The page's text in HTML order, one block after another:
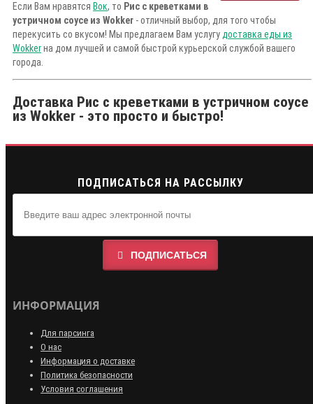
Если Вам нравятся Вок, то Рис с креветками в
устричном соусе из Wokker - отличный выбор, для того чтобы
перекусить со вкусом! Мы предлагаем Вам услугу доставка еды из
Wokkerна дом лучшей и самой быстрой курьерской службой вашего
города.
Доставка Рис с креветками в устричном соусе
из Wokker - это просто и быстро!
ПОДПИСАТЬСЯ НА РАССЫЛКУ
ПОДПИСАТЬСЯ
ИНФОРМАЦИЯ
Для парсинга
О нас
Информация о доставке
Политика безопасности
Условия соглашения